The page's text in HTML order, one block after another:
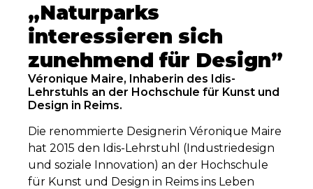
„Naturparks
interessieren sich
zunehmend für Design”
Véronique Maire, Inhaberin des Idis-
Lehrstuhls an der Hochschule für Kunst und
Design in Reims.
Die renommierte Designerin Véronique Maire
hat 2015 den Idis-Lehrstuhl (Industriedesign
und soziale Innovation) an der Hochschule
für Kunst und Design in Reims ins Leben